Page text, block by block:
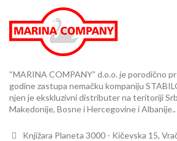
“MARINA COMPANY” d.o.o. je porodično
godine zastupa nemačku kompaniju
njen je ekskluzivni distributer na teritoriji
Makedonije, Bosne i Hercegovine i Albanije..
Knjižara Planeta 3000 - Kičevska 15,